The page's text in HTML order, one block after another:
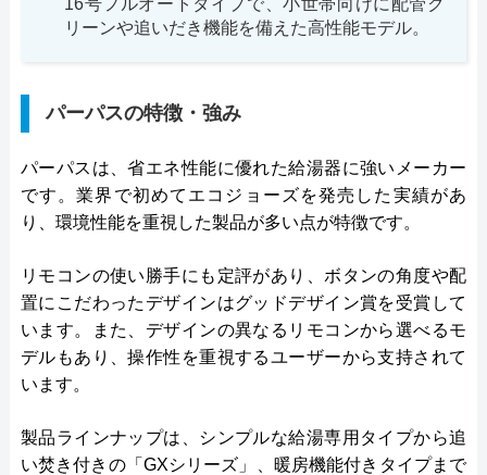
リーンや追いだき機能を備えた高性能モデル。
パーパスの特徴・強み
パーパスは、省エネ性能に優れた給湯器に強いメーカー
です。業界で初めてエコジョーズを発売した実績があ
り、環境性能を重視した製品が多い点が特徴です。
リモコンの使い勝手にも定評があり、ボタンの角度や配
置にこだわったデザインはグッドデザイン賞を受賞して
います。また、デザインの異なるリモコンから選べるモ
デルもあり、操作性を重視するユーザーから支持されて
います。
製品ラインナップは、シンプルな給湯専用タイプから追
い焚き付きの「GXシリーズ」、暖房機能付きタイプまで